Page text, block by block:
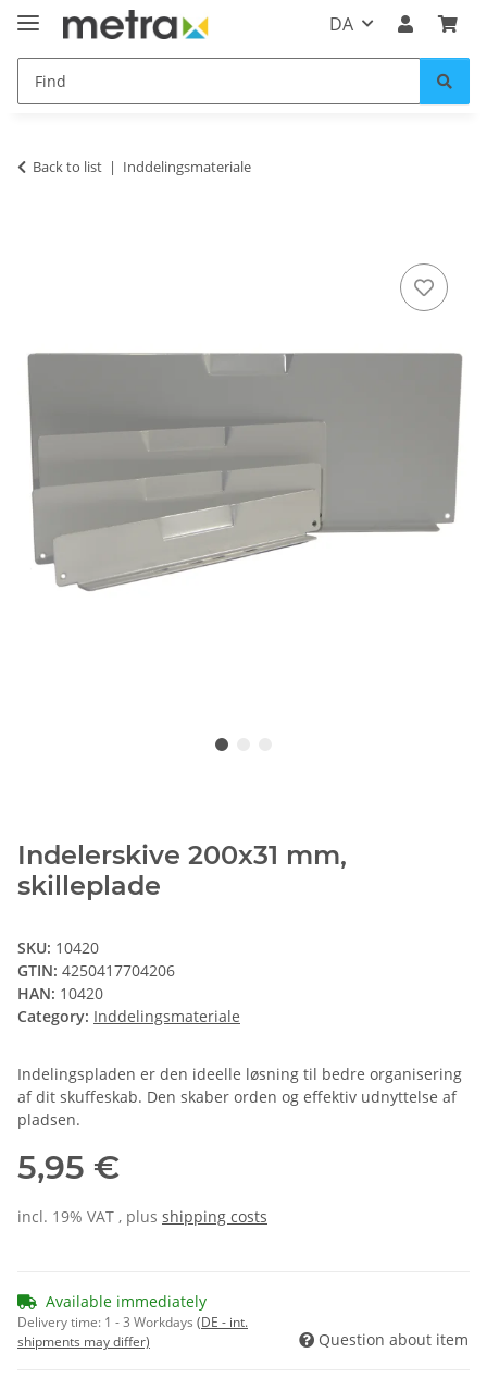
DA
Back to list Inddelingsmateriale
Indelerskive 200x31 mm,
skilleplade
SKU: 10420
GTIN: 4250417704206
HAN: 10420
Category: Inddelingsmateriale
Indelingspladen er den ideelle løsning til bedre organisering
af dit skuffeskab. Den skaber orden og effektiv udnyttelse af
pladsen.
5,95 €
incl. 19% VAT , plus shipping costs
Available immediately
Delivery time: 1 - 3 Workdays (DE - int.
shipments may differ)
Question about item